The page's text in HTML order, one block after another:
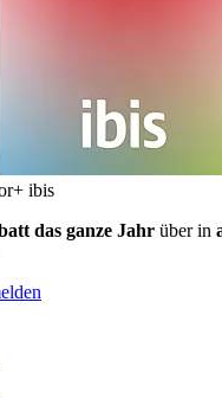
ibis
das ganze Jahr über in